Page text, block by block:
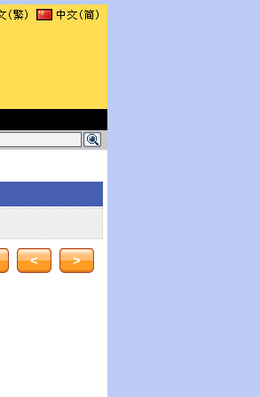
< >